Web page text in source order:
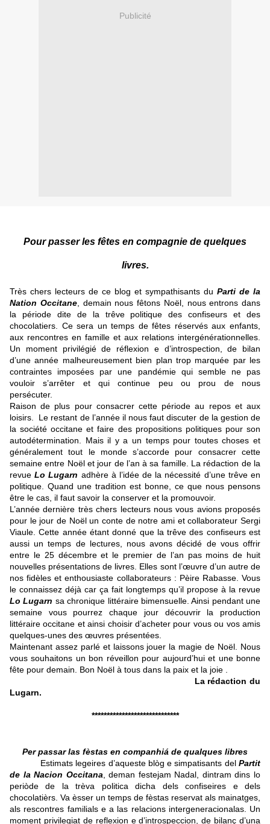
Publicité
Pour passer les fêtes en compagnie de quelques
livres.
Très chers lecteurs de ce blog et sympathisants du Parti de la
Nation Occitane, demain nous fêtons Noël, nous entrons dans
la période dite de la trêve politique des confiseurs et des
chocolatiers. Ce sera un temps de fêtes réservés aux enfants,
aux rencontres en famille et aux relations intergénérationnelles.
Un moment privilégié de réflexion e d’introspection, de bilan
d’une année malheureusement bien plan trop marquée par les
contraintes imposées par une pandémie qui semble ne pas
vouloir s’arrêter et qui continue peu ou prou de nous
persécuter.
Raison de plus pour consacrer cette période au repos et aux
loisirs. Le restant de l’année il nous faut discuter de la gestion de
la société occitane et faire des propositions politiques pour son
autodétermination. Mais il y a un temps pour toutes choses et
généralement tout le monde s’accorde pour consacrer cette
semaine entre Noël et jour de l’an à sa famille. La rédaction de la
revueLo Lugarn adhère à l’idée de la nécessité d’une trêve en
politique. Quand une tradition est bonne, ce que nous pensons
être le cas, il faut savoir la conserver et la promouvoir.
L’année dernière très chers lecteurs nous vous avions proposés
pour le jour de Noël un conte de notre ami et collaborateur Sergi
Viaule. Cette année étant donné que la trêve des confiseurs est
aussi un temps de lectures, nous avons décidé de vous offrir
entre le 25 décembre et le premier de l’an pas moins de huit
nouvelles présentations de livres. Elles sont l’œuvre d’un autre de
nos fidèles et enthousiaste collaborateurs : Pèire Rabasse. Vous
le connaissez déjà car ça fait longtemps qu’il propose à la revue
Lo Lugarn sa chronique littéraire bimensuelle. Ainsi pendant une
semaine vous pourrez chaque jour découvrir la production
littéraire occitane et ainsi choisir d’acheter pour vous ou vos amis
quelques-unes des œuvres présentées.
Maintenant assez parlé et laissons jouer la magie de Noël. Nous
vous souhaitons un bon réveillon pour aujourd’hui et une bonne
fête pour demain. Bon Noël à tous dans la paix et la joie .
La rédaction du
Lugarn.
*****************************
Per passar las fèstas en companhiá de qualques libres
Estimats legeires d’aqueste blòg e simpatisants del Partit
de la Nacion Occitana , deman festejam Nadal, dintram dins lo
periòde de la trèva politica dicha dels confiseires e dels
chocolatièrs. Va èsser un temps de fèstas reservat als mainatges,
als rescontres familials e a las relacions intergeneracionalas. Un
moment privilegiat de reflexion e d’introspeccion, de bilanç d’una